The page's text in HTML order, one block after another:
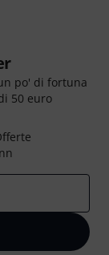
po' di fortuna
50 euro